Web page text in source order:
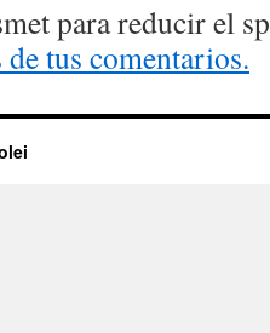
para reducir el
tus comentarios.